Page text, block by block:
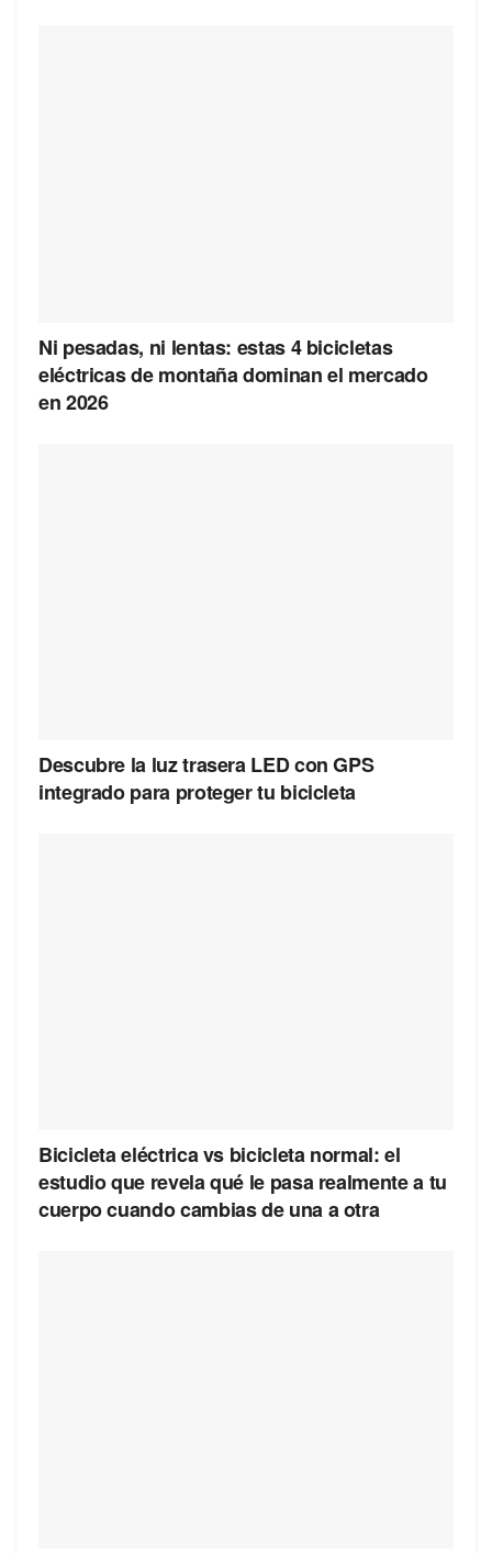
Ni pesadas, ni lentas: estas 4 bicicletas
eléctricas de montaña dominan el mercado
en 2026
Descubre la luz trasera LED con GPS
integrado para proteger tu bicicleta
Bicicleta eléctrica vs bicicleta normal: el
estudio que revela qué le pasa realmente a tu
cuerpo cuando cambias de una a otra